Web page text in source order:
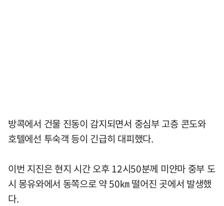
방콕에서 건물 진동이 감지되면서 중심부 고층 콘도와
호텔에선 투숙객 등이 긴급히 대피했다.
이번 지진은 현지 시간 오후 12시50분께 미얀마 중부 도
시 몽유와에서 동쪽으로 약 50㎞ 떨어진 곳에서 발생했
다.